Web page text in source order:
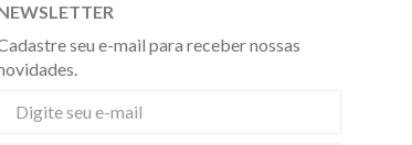
seu e-mail para receber nossas